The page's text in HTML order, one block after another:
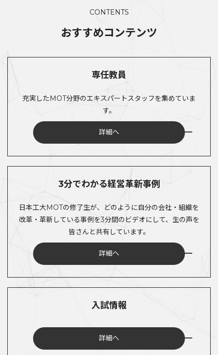
CONTENTS
おすすめコンテンツ
専任教員
充実したMOT分野のエキスパートスタッフを集めていま
す。
詳細へ
3分でわかる経営革新事例
日本工大MOTの修了生が、どのように自分の会社・組織を
改革・革新している事例を3分間のビデオにして、生の声を
皆さんと共有しています。
詳細へ
入試情報
詳細へ